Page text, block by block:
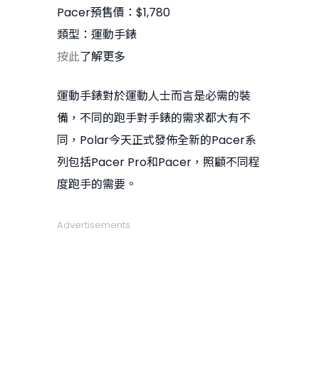
Pacer預售價：$1,780
類型：運動手錶
按此了解更多
運動手錶對於運動人士而言是必需的裝
備，不同的跑手對手錶的需求都大有不
同，Polar今天正式發佈全新的Pacer系
列包括Pacer Pro和Pacer，照顧不同程
度跑手的需要。
Advertisements